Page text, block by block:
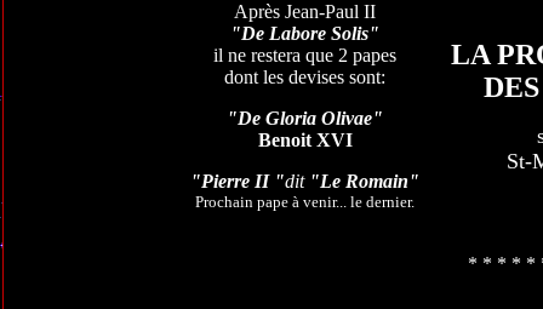
Après Jean-Paul II
"De Labore Solis"
il ne restera que 2 papes
dont les devises sont:
"De Gloria Olivae"
Benoit XVI
"Pierre II "dit"Le Romain"
Prochain pape à venir... le dernier.
LA
St-
* * * * *